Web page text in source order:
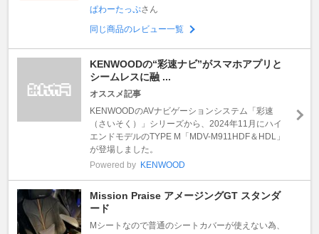
ぱわーたっぷさん
同じ商品のレビュー一覧
KENWOODの“彩速ナビ”がスマホアプリと
シームレスに融 ...
オススメ記事
KENWOODのAVナビゲーションシステム「彩速
（さいそく）」シリーズから、2024年11月にハイ
エンドモデルのTYPE M「MDV-M911HDF＆HDL」
が登場しました。
Powered by KENWOOD
Mission Praise アメージングGT スタンダ
ード
Mシートなので普通のシートカバーが使えない為、